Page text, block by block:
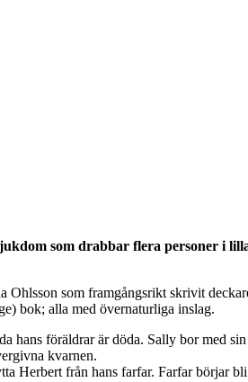
som drabbar flera personer i
som framgångsrikt skrivit
bok; alla med övernaturliga inslag.
föräldrar är döda. Sally bor med
kvarnen.
Herbert från hans farfar. Farfar börjar